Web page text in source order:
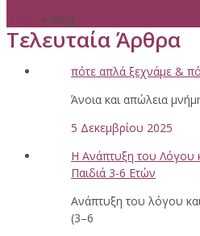
» Blog
Τελευταία Άρθρα
πότε απλά ξεχνάμε &
Άνοια και απώλεια
5 Δεκεμβρίου 2025
Η Ανάπτυξη του Λόγου
Παιδιά 3-6 Ετών
Ανάπτυξη του λόγου και
(3–6